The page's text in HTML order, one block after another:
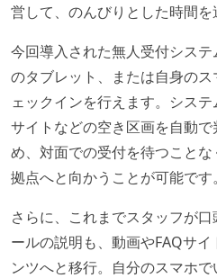
営して、のんびりとした時間を
今回導入された無人受付シス
のタブレット、または自身の
ェックインを行えます。シス
サイトなどの空き区画を自動
め、対面での受付を待つこと
拠点へと向かうことが可能です。
さらに、これまでスタッフが
ールの説明も、動画やFAQサ
ンツへと移行。自分のスマホ